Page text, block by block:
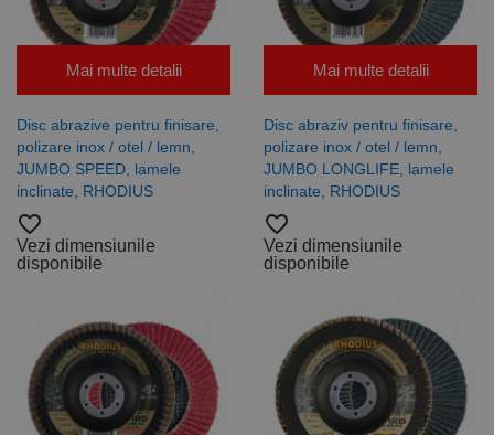
Mai multe detalii
Disc abrazive pentru finisare,
polizare inox / otel / lemn,
JUMBO SPEED, lamele
inclinate, RHODIUS
favorite_border
Vezi dimensiunile
disponibile
Mai multe detalii
Disc abraziv pentru finisare,
polizare inox / otel / lemn,
JUMBO LONGLIFE, lamele
inclinate, RHODIUS
favorite_border
Vezi dimensiunile
disponibile